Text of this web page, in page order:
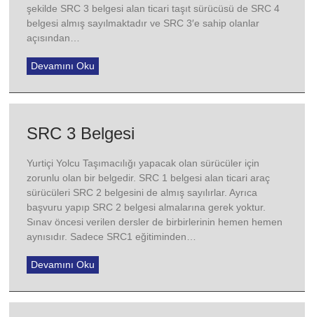
şekilde SRC 3 belgesi alan ticari taşıt sürücüsü de SRC 4
belgesi almış sayılmaktadır ve SRC 3′e sahip olanlar
açısından…
Devamını Oku
SRC 3 Belgesi
Yurtiçi Yolcu Taşımacılığı yapacak olan sürücüler için
zorunlu olan bir belgedir. SRC 1 belgesi alan ticari araç
sürücüleri SRC 2 belgesini de almış sayılırlar. Ayrıca
başvuru yapıp SRC 2 belgesi almalarına gerek yoktur.
Sınav öncesi verilen dersler de birbirlerinin hemen hemen
aynısıdır. Sadece SRC1 eğitiminden…
Devamını Oku